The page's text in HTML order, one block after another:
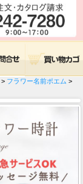
> フラワー名前ポエム >